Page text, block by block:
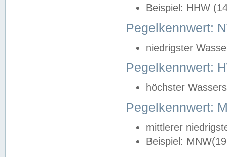
Beispiel: HHW
Pegelkennwert:
niedrigster
Pegelkennwert:
höchster
Pegelkennwert:
mittlerer
Beispiel: